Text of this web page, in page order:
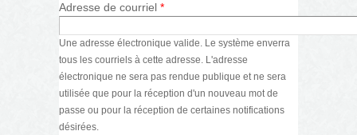
Adresse de courriel *
Une adresse électronique valide. Le système enverra
tous les courriels à cette adresse. L'adresse
électronique ne sera pas rendue publique et ne sera
utilisée que pour la réception d'un nouveau mot de
passe ou pour la réception de certaines notifications
désirées.